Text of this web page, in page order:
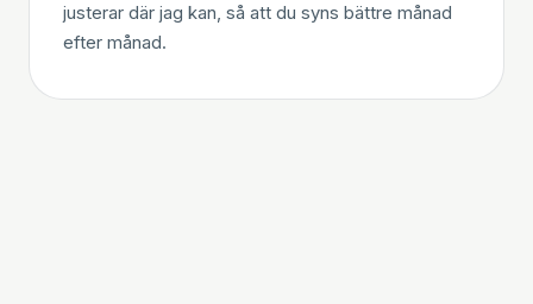
justerar där jag kan, så att du syns bättre månad
efter månad.